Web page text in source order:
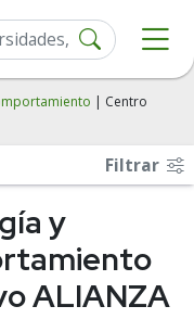
| Centro
Filtrar
y
ALIANZA